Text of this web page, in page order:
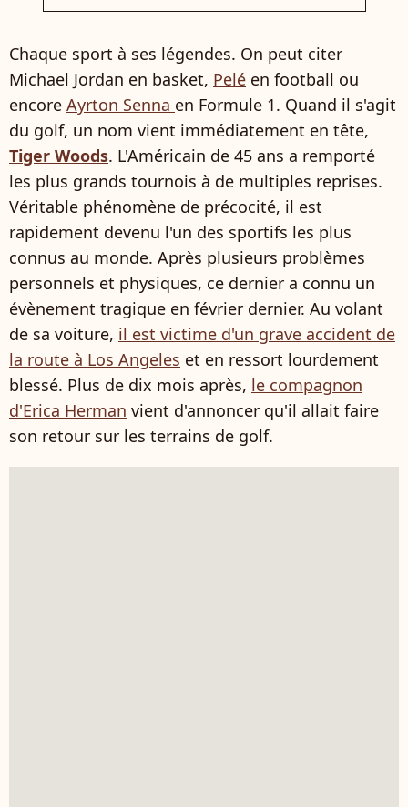
Chaque sport à ses légendes. On peut citer
Michael Jordan en basket, Pelé en football ou
encore Ayrton Senna en Formule 1. Quand il s'agit
du golf, un nom vient immédiatement en tête,
Tiger Woods. L'Américain de 45 ans a remporté
les plus grands tournois à de multiples reprises.
Véritable phénomène de précocité, il est
rapidement devenu l'un des sportifs les plus
connus au monde. Après plusieurs problèmes
personnels et physiques, ce dernier a connu un
évènement tragique en février dernier. Au volant
de sa voiture, il est victime d'un grave accident de
la route à Los Angeles et en ressort lourdement
blessé. Plus de dix mois après, le compagnon
d'Erica Herman vient d'annoncer qu'il allait faire
son retour sur les terrains de golf.